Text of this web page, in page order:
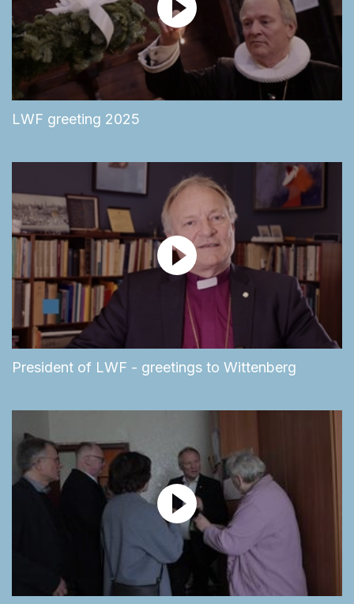
LWF greeting 2025
President of LWF - greetings to Wittenberg